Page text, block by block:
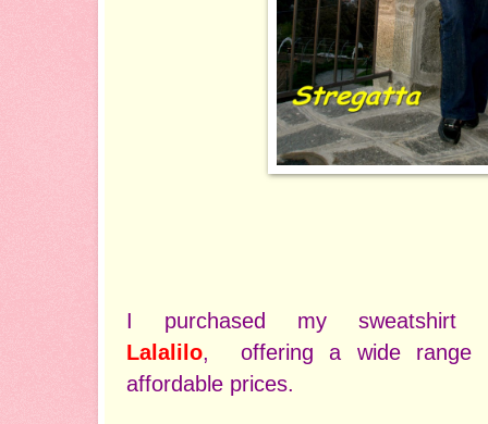
I purchased my
Lalalilo,
offering a wide range
affordable prices.